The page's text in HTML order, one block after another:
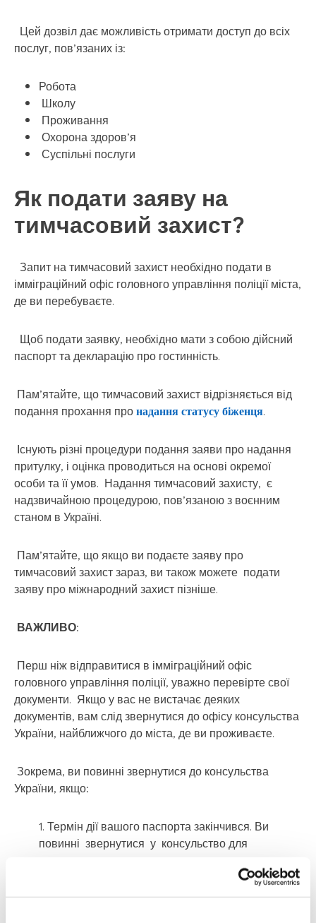
Цей дозвіл дає можливість отримати доступ до всіх
послуг, пов’язаних із:
Робота
Школу
Проживання
Охорона здоров’я
Суспільні послуги
Як подати заяву на
тимчасовий захист?
Запит на тимчасовий захист необхідно подати в
імміграційний офіс головного управління поліції міста,
де ви перебуваєте.
Щоб подати заявку, необхідно мати з собою дійсний
паспорт та декларацію про гостинність.
Пам’ятайте, що тимчасовий захист відрізняється від
подання прохання пронадання статусу біженця
Існують різні процедури подання заяви про надання
притулку, і оцінка проводиться на основі окремої
особи та її умов. Надання тимчасовий захисту, є
надзвичайною процедурою, пов’язаною з воєнним
станом в Україні.
Пам’ятайте, що якщо ви подаєте заяву про
тимчасовий захист зараз, ви також можете подати
заяву про міжнародний захист пізніше.
ВАЖЛИВО:
Перш ніж відправитися в імміграційний офіс
головного управління поліції, уважно перевірте свої
документи. Якщо у вас не вистачає деяких
документів, вам слід звернутися до офісу консульства
України, найближчого до міста, де ви проживаєте.
Зокрема, ви повинні звернутися до консульства
України, якщо:
Термін дії вашого паспорта закінчився. Ви
повинні звернутися у консульство для
Ви маєте тільки український паспорт,